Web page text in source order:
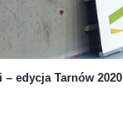
edycja Tarnów 2020